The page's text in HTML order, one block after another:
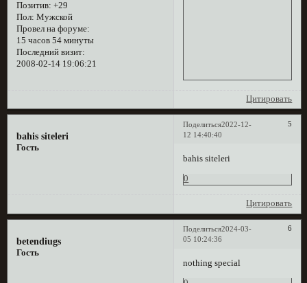
Позитив: +29
Пол: Мужской
Провел на форуме:
15 часов 54 минуты
Последний визит:
2008-02-14 19:06:21
Цитировать
Поделиться 5
2022-12-
12 14:40:40
bahis siteleri
Гость
bahis siteleri
0
Цитировать
Поделиться 6
2024-03-
05 10:24:36
betendiugs
Гость
nothing special